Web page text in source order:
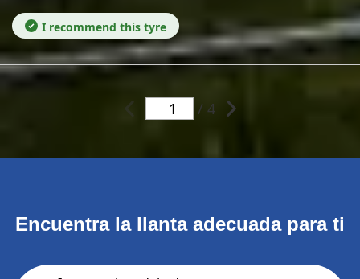
I recommend this tyre
/ 4
Encuentra la llanta adecuada para ti